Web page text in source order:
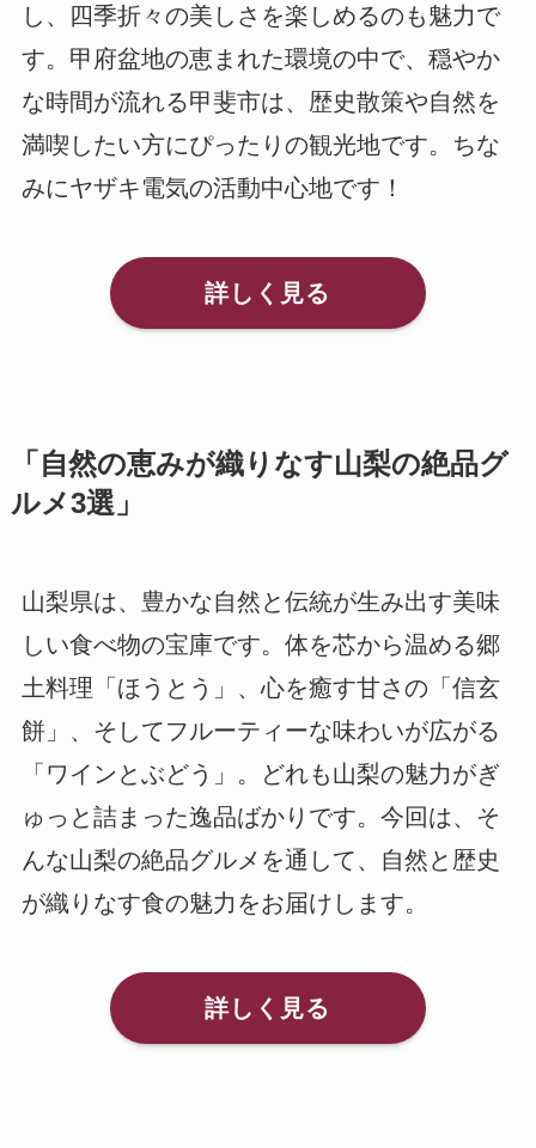
し、四季折々の美しさを楽しめるのも魅力で
す。甲府盆地の恵まれた環境の中で、穏やか
な時間が流れる甲斐市は、歴史散策や自然を
満喫したい方にぴったりの観光地です。ちな
みにヤザキ電気の活動中心地です！
詳しく見る
「自然の恵みが織りなす山梨の絶品グ
ルメ3選」
山梨県は、豊かな自然と伝統が生み出す美味
しい食べ物の宝庫です。体を芯から温める郷
土料理「ほうとう」、心を癒す甘さの「信玄
餅」、そしてフルーティーな味わいが広がる
「ワインとぶどう」。どれも山梨の魅力がぎ
ゅっと詰まった逸品ばかりです。今回は、そ
んな山梨の絶品グルメを通して、自然と歴史
が織りなす食の魅力をお届けします。
詳しく見る